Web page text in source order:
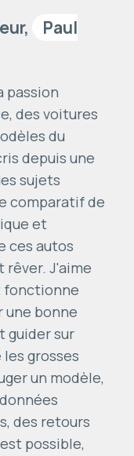
Paul
passion
des voitures
du
depuis une
sujets
comparatif de
et
ces autos
J'aime
fonctionne
une bonne
guider sur
grosses
un modèle,
des retours
possible,